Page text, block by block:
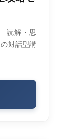
読解・思
対話型講